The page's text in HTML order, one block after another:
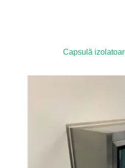
Capsulă